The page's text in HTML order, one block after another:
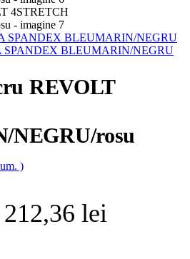
SPANDEX BLEUMARIN/NEGRU
SPANDEX BLEUMARIN/NEGRU
REVOLT
NEGRU/rosu
)
212,36 lei